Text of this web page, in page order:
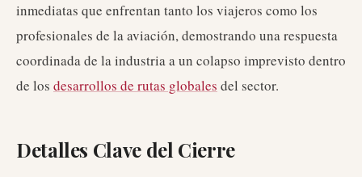
inmediatas que enfrentan tanto los viajeros como los
profesionales de la aviación, demostrando una respuesta
coordinada de la industria a un colapso imprevisto dentro
de los desarrollos de rutas globales del sector.
Detalles Clave del Cierre